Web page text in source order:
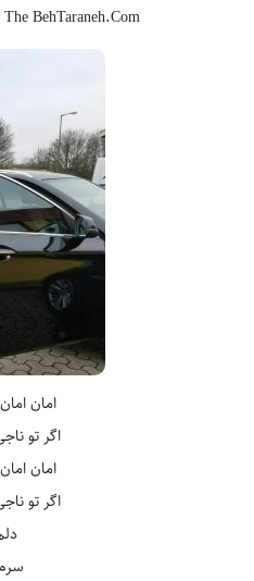
BehTaraneh.Com
امان
اگر تو
امان
اگر تو